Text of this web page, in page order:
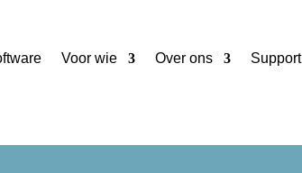
Voor wie Over ons Support